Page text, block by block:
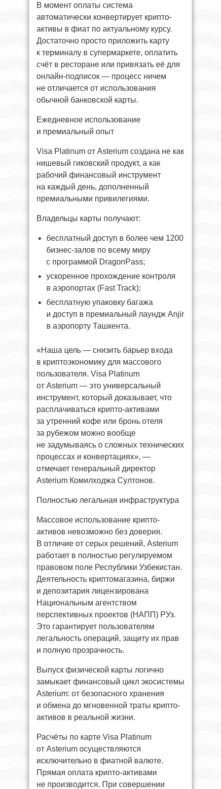
В момент оплаты система
автоматически конвертирует крипто-
активы в фиат по актуальному курсу.
Достаточно просто приложить карту
к терминалу в супермаркете, оплатить
счёт в ресторане или привязать её для
онлайн-подписок — процесс ничем
не отличается от использования
обычной банковской карты.
Ежедневное использование
и премиальный опыт
Visa Platinum от Asterium создана не как
нишевый гиковский продукт, а как
рабочий финансовый инструмент
на каждый день, дополненный
премиальными привилегиями.
Владельцы карты получают:
бесплатный доступ в более чем 1200
бизнес-залов по всему миру
с программой DragonPass;
ускоренное прохождение контроля
в аэропортах (Fast Track);
бесплатную упаковку багажа
и доступ в премиальный лаундж Anjir
в аэропорту Ташкента.
«Наша цель — снизить барьер входа
в криптоэкономику для массового
пользователя. Visa Platinum
от Asterium — это универсальный
инструмент, который доказывает, что
расплачиваться крипто-активами
за утренний кофе или бронь отеля
за рубежом можно вообще
не задумываясь о сложных технических
процессах и конвертациях», —
отмечает генеральный директор
Asterium Комилходжа Султонов.
Полностью легальная инфраструктура
Массовое использование крипто-
активов невозможно без доверия.
В отличие от серых решений, Asterium
работает в полностью регулируемом
правовом поле Республики Узбекистан.
Деятельность криптомагазина, биржи
и депозитария лицензирована
Национальным агентством
перспективных проектов (НАПП) РУз.
Это гарантирует пользователям
легальность операций, защиту их прав
и полную прозрачность.
Выпуск физической карты логично
замыкает финансовый цикл экосистемы
Asterium: от безопасного хранения
и обмена до мгновенной траты крипто-
активов в реальной жизни.
Расчёты по карте Visa Platinum
от Asterium осуществляются
исключительно в фиатной валюте.
Прямая оплата крипто-активами
не производится. При совершении